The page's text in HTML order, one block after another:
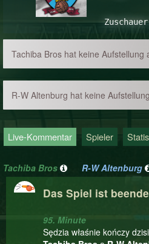
Tachiba Bros hat keine Aufstellung
R-W Altenburg hat keine
Live-Kommentar Spieler
Tachiba Bros R-W Altenburg
Das Spiel ist
95. Minute
Sędzia właśnie kończy